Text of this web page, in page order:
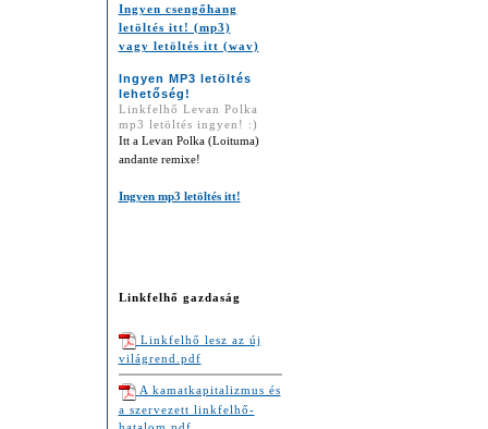
Ingyen csengőhang
letöltés itt! (mp3)
vagy letöltés itt (wav)
Ingyen MP3 letöltés
lehetőség!
Linkfelhő Levan Polka
mp3 letöltés ingyen! :)
Itt a Levan Polka (Loituma)
andante remixe!
Ingyen mp3 letöltés itt!
Linkfelhő gazdaság
Linkfelhő lesz az új
világrend.pdf
A kamatkapitalizmus és
a szervezett linkfelhő-